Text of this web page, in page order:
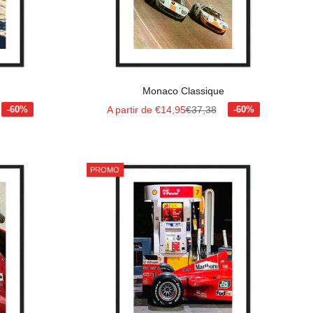
Monaco Classique
Prix de vente
A partir de €14,95Prix normal
€37,38
PROMO